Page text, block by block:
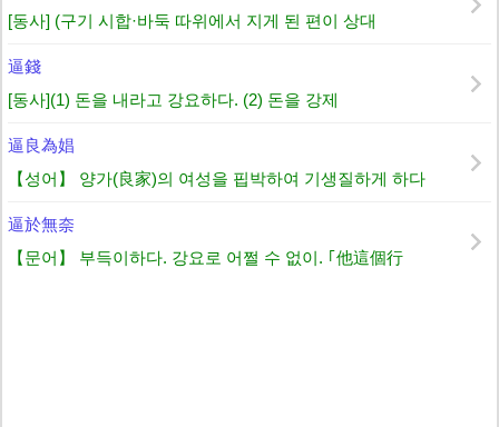
[동사] (구기 시합·바둑 따위에서 지게 된 편이 상대
逼錢
[동사](1) 돈을 내라고 강요하다. (2) 돈을 강제
逼良為娼
【성어】 양가(良家)의 여성을 핍박하여 기생질하게 하다
逼於無奈
【문어】 부득이하다. 강요로 어쩔 수 없이. ｢他這個行